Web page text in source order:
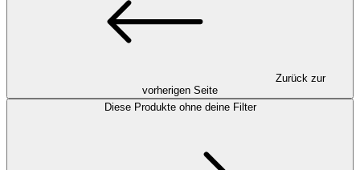
Zurück zur
vorherigen Seite
Diese Produkte ohne deine Filter